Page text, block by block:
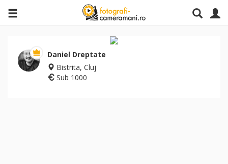
Daniel Dreptate
Bistrita, Cluj
Sub 1000